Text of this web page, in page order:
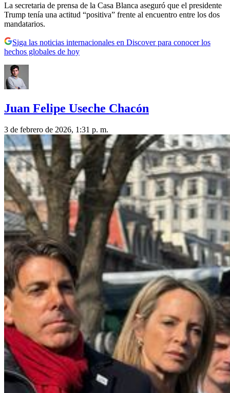
La secretaria de prensa de la Casa Blanca aseguró que el presidente
Trump tenía una actitud “positiva” frente al encuentro entre los dos
mandatarios.
Siga las noticias internacionales en Discover para conocer los
hechos globales de hoy
Juan Felipe Useche Chacón
3 de febrero de 2026, 1:31 p. m.